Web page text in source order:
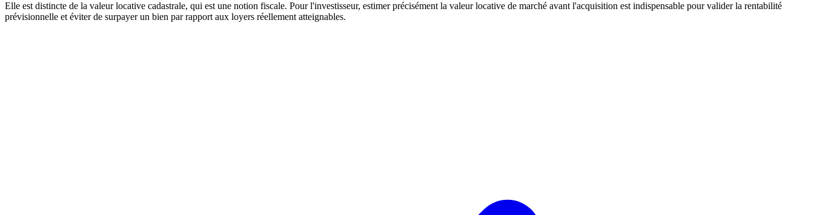
Elle est distincte de la valeur locative cadastrale, qui est une notion fiscale. Pour l'investisseur, estimer précisément la valeur locative de marché avant l'acquisition est indispensable pour valider la rentabilité
prévisionnelle et éviter de surpayer un bien par rapport aux loyers réellement atteignables.